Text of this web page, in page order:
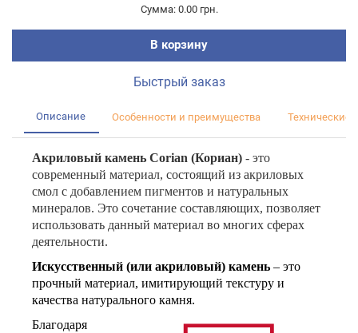
Сумма: 0.00 грн.
В корзину
Быстрый заказ
Описание Особенности и преимущества Технические
Акриловый камень Corian (Кориан) - это
современный материал, состоящий из акриловых
смол с добавлением пигментов и натуральных
минералов. Это сочетание составляющих, позволяет
использовать данный материал во многих сферах
деятельности.
Искусственный (или акриловый) камень – это
прочный материал, имитирующий текстуру и
качества натурального камня.
Благодаря